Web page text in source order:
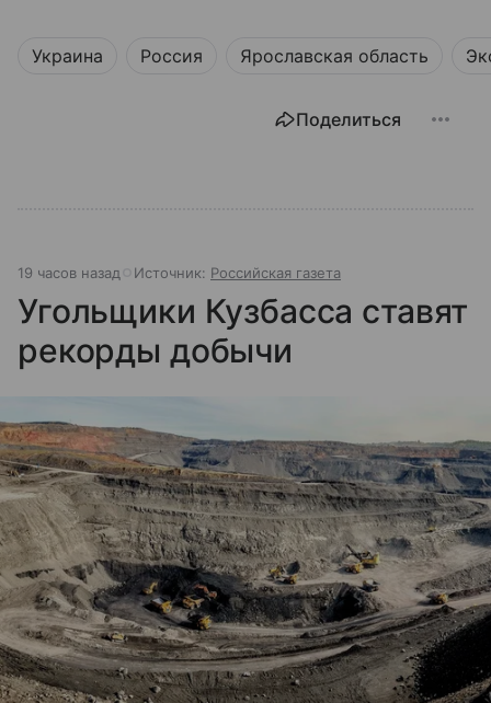
Украина Россия Ярославская область
Поделиться
19 часов назад Источник: Российская газета
Угольщики Кузбасса ставят
рекорды добычи